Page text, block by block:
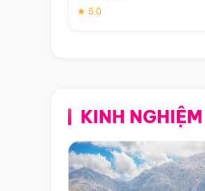
★ 5.0
KINH